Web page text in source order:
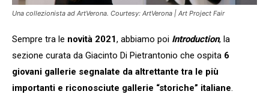
Una collezionista ad ArtVerona. Courtesy: ArtVerona | Art Project Fair
Sempre tra le novità 2021, abbiamo poi Introduction, la
sezione curata da Giacinto Di Pietrantonio che ospita 6
giovani gallerie segnalate da altrettante tra le più
importanti e riconosciute gallerie “storiche” italiane.